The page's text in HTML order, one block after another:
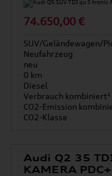
74.650,00 €
SUV/Geländewagen/
Neufahrzeug
neu
0 km
Diesel
Verbrauch kombiniert¹
CO2-Emission
CO2-Klasse
Audi Q2 35
KAMERA